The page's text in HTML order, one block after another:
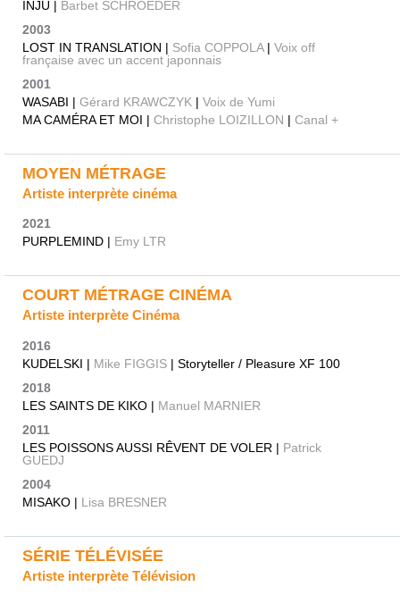
INJU | Barbet SCHROEDER
2003
LOST IN TRANSLATION | Sofia COPPOLA| Voix off
française avec un accent japonnais
2001
WASABI | Gérard KRAWCZYK | Voix de Yumi
MA CAMÉRA ET MOI | Christophe LOIZILLON | Canal +
MOYEN MÉTRAGE
Artiste interprète cinéma
2021
PURPLEMIND | Emy LTR
COURT MÉTRAGE CINÉMA
Artiste interprète Cinéma
2016
KUDELSKI | Mike FIGGIS | Storyteller / Pleasure XF 100
2018
LES SAINTS DE KIKO | Manuel MARNIER
2011
LES POISSONS AUSSI RÊVENT DE VOLER | Patrick
GUEDJ
2004
MISAKO | Lisa BRESNER
SÉRIE TÉLÉVISÉE
Artiste interprète Télévision